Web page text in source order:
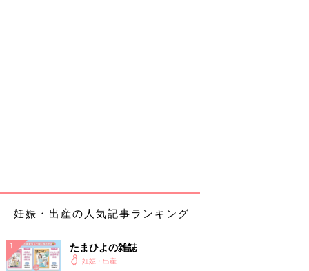
妊娠・出産の人気記事ランキング
たまひよの雑誌
妊娠・出産